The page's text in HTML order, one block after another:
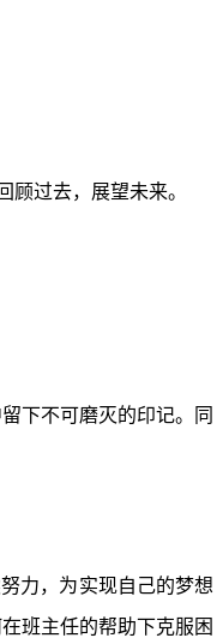
顾过去，展望未来。
下不可磨灭的印记。同
力，为实现自己的梦想
班主任的帮助下克服困